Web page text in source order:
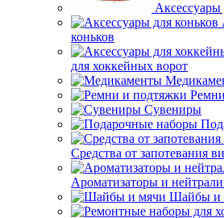
коньков
для хоккейных ворот
Сувениры
Средства от запотевания
Ароматизаторы и
Шайбы и